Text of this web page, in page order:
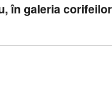
în galeria